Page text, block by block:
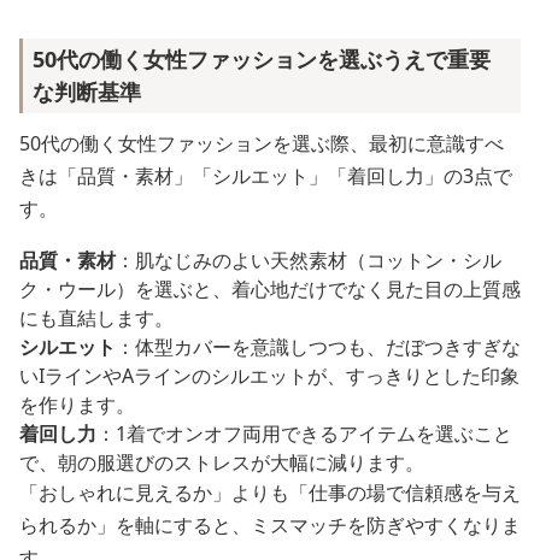
50代の働く女性ファッションを選ぶうえで重要
な判断基準
50代の働く女性ファッションを選ぶ際、最初に意識すべ
きは「品質・素材」「シルエット」「着回し力」の3点で
す。
品質・素材：肌なじみのよい天然素材（コットン・シル
ク・ウール）を選ぶと、着心地だけでなく見た目の上質感
にも直結します。
シルエット ：体型カバーを意識しつつも、だぼつきすぎな
いIラインやAラインのシルエットが、すっきりとした印象
を作ります。
着回し力 ：1着でオンオフ両用できるアイテムを選ぶこと
で、朝の服選びのストレスが大幅に減ります。
「おしゃれに見えるか」よりも「仕事の場で信頼感を与え
られるか」を軸にすると、ミスマッチを防ぎやすくなりま